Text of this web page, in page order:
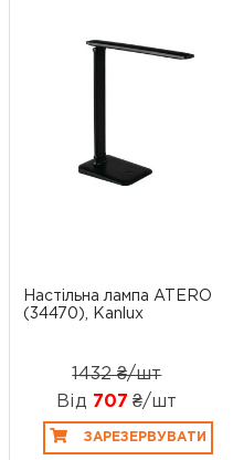
Настільна лампа ATERO
(34470), Kanlux
1432 ₴/шт
Від 707₴/шт
ЗАРЕЗЕРВУВАТИ